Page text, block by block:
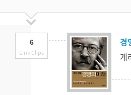
경
게
6
Link Clips